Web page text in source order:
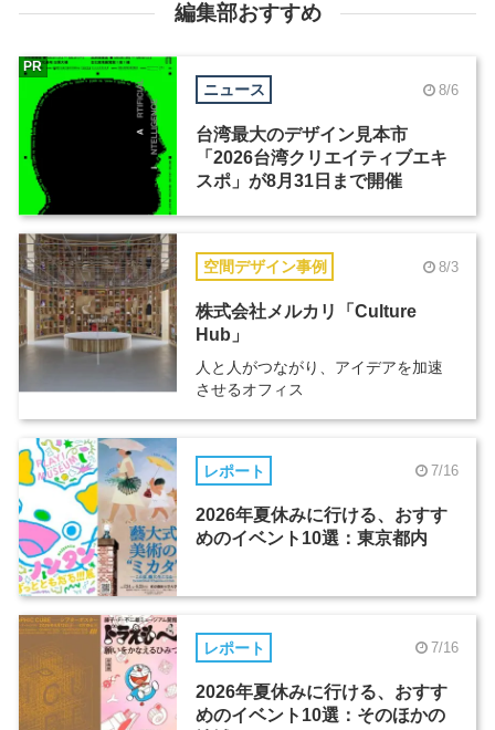
編集部おすすめ
ニュース 8/6
台湾最大のデザイン見本市
「2026台湾クリエイティブエキ
スポ」が8月31日まで開催
PR
空間デザイン事例 8/3
株式会社メルカリ「Culture
Hub」
人と人がつながり、アイデアを加速
させるオフィス
レポート 7/16
2026年夏休みに行ける、おすす
めのイベント10選：東京都内
レポート 7/16
2026年夏休みに行ける、おすす
めのイベント10選：そのほかの